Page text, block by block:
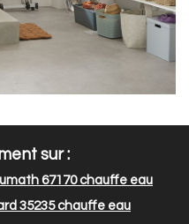
sur :
67170chauffe eau
35235chauffe eau